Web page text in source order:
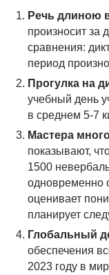
Речь длиною
произносит за
сравнения:
период
Прогулка на
учебный день
в среднем 5-7
Мастера
показывают,
1500
одновременно
оценивает
планирует
Глобальный
обеспечения
2023 году в